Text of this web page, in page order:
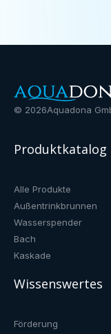
© 2026Aquadona
Produktkatalog
Alle Produkte
Außentrinkbrunnen
Wasserspender
Bach
Kaskade
Wissenswertes
Förderung